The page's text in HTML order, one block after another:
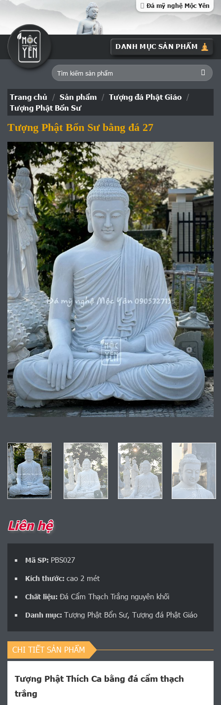
Skip
content
Đá mỹ nghệ Mộc Yên
Tìm
kiếm:
Trang chủ / Sản phẩm / Tượng đá Phật Giáo /
Tượng Phật Bổn Sư
Tượng Phật Bổn Sư bằng đá 27
Liên hệ
Mã SP: PBS027
Kích thước: cao 2 mét
Chất liệu: Đá Cẩm Thạch Trắng nguyên khối
Danh mục: Tượng Phật Bổn Sư, Tượng đá Phật Giáo
CHI TIẾT SẢN PHẨM
Tượng Phật Thích Ca bằng đá cẩm thạch
trắng